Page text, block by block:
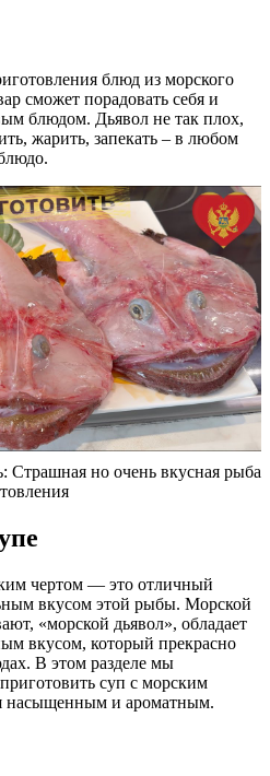
блюд из морского
сможет порадовать себя и
блюдом. Дьявол не так плох,
жарить, запекать – в любом
Страшная но очень вкусная рыба
чертом — это отличный
вкусом этой рыбы. Морской
«морской дьявол», обладает
вкусом, который прекрасно
В этом разделе мы
суп с морским
насыщенным и ароматным.